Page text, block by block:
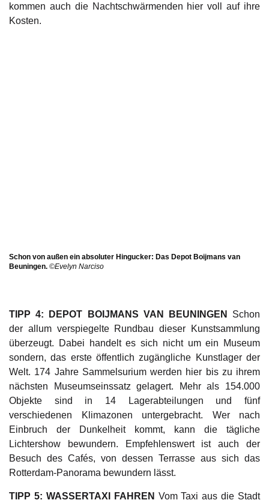
kommen auch die Nachtschwärmenden hier voll auf ihre
Kosten.
Schon von außen ein absoluter Hingucker: Das Depot Boijmans van
Beuningen. ©Evelyn Narciso
TIPP 4: DEPOT BOIJMANS VAN BEUNINGEN
Schon
der allum verspiegelte Rundbau dieser Kunstsammlung
überzeugt. Dabei handelt es sich nicht um ein Museum
sondern, das erste öffentlich zugängliche Kunstlager der
Welt. 174 Jahre Sammelsurium werden hier bis zu ihrem
nächsten Museumseinssatz gelagert. Mehr als 154.000
Objekte sind in 14 Lagerabteilungen und fünf
verschiedenen Klimazonen untergebracht. Wer nach
Einbruch der Dunkelheit kommt, kann die tägliche
Lichtershow bewundern. Empfehlenswert ist auch der
Besuch des Cafés, von dessen Terrasse aus sich das
Rotterdam-Panorama bewundern lässt.
TIPP 5: WASSERTAXI FAHREN Vom Taxi aus die Stadt